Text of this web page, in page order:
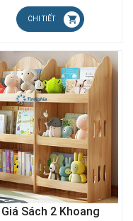
CHI TIẾT
Giá Sách 2 Khoang